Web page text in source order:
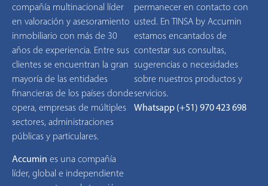
compañía multinacional líder
en valoración y asesoramiento
inmobiliario con más de 30
años de experiencia. Entre sus
clientes se encuentran la gran
mayoría de las entidades
financieras de los países donde
opera, empresas de múltiples
sectores, administraciones
públicas y particulares.
Accumin es una compañía
líder, global e independiente
permanecer en contacto con
usted. En TINSA by Accumin
estamos encantados de
contestar sus consultas,
sugerencias o necesidades
sobre nuestros productos y
servicios.
Whatsapp (+51) 970 423 698